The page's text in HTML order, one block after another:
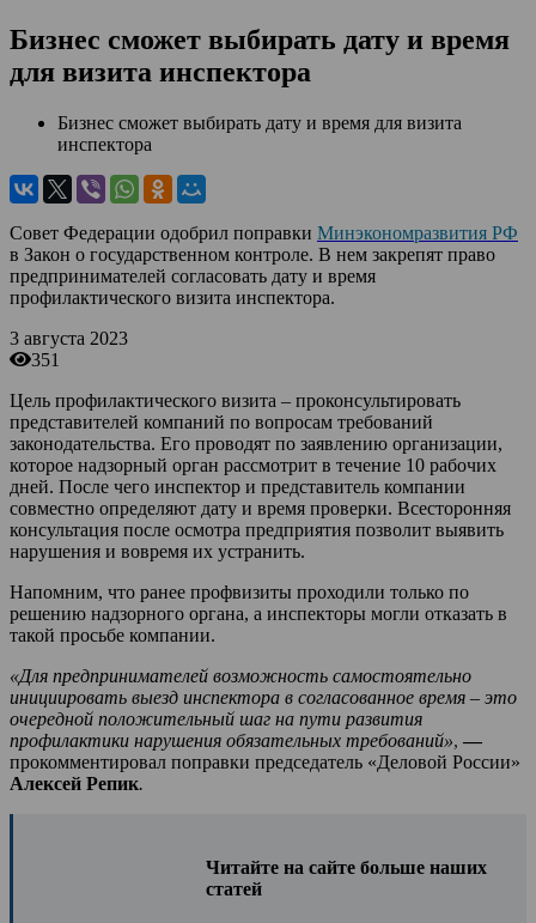
Бизнес сможет выбирать дату и время
для визита инспектора
Бизнес сможет выбирать дату и время для визита
инспектора
Совет Федерации одобрил поправки Минэкономразвития РФ
в Закон о государственном контроле. В нем закрепят право
предпринимателей согласовать дату и время
профилактического визита инспектора.
3 августа 2023
351
Цель профилактического визита – проконсультировать
представителей компаний по вопросам требований
законодательства. Его проводят по заявлению организации,
которое надзорный орган рассмотрит в течение 10 рабочих
дней. После чего инспектор и представитель компании
совместно определяют дату и время проверки. Всесторонняя
консультация после осмотра предприятия позволит выявить
нарушения и вовремя их устранить.
Напомним, что ранее профвизиты проходили только по
решению надзорного органа, а инспекторы могли отказать в
такой просьбе компании.
«Для предпринимателей возможность самостоятельно
инициировать выезд инспектора в согласованное время – это
очередной положительный шаг на пути развития
профилактики нарушения обязательных требований», —
прокомментировал поправки председатель «Деловой России»
Алексей Репик.
Читайте на сайте больше наших
статей